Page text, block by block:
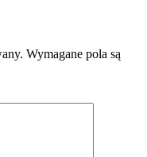
Wymagane pola są